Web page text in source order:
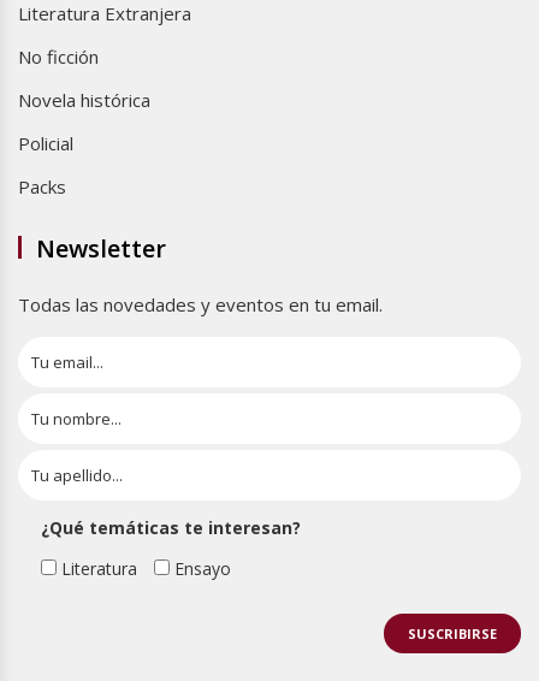
Literatura Extranjera
No ficción
Novela histórica
Policial
Packs
Newsletter
Todas las novedades y eventos en tu email.
¿Qué temáticas te interesan?
Literatura
Ensayo